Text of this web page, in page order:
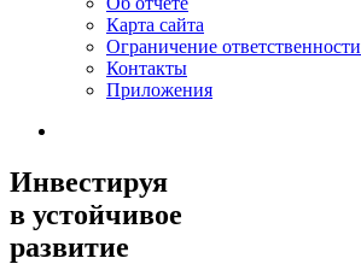
Карта сайта
Ограничение ответственности
Контакты
Приложения
Инвестируя
в устойчивое
развитие